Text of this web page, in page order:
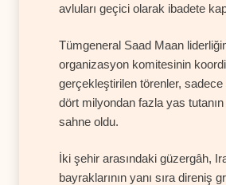
avluları geçici olarak ibadete
Tümgeneral Saad Maan
organizasyon komitesinin
gerçekleştirilen törenler, sadece
dört milyondan fazla yas tutanın
sahne oldu.
İki şehir arasındaki güzergâh,
bayraklarının yanı sıra direniş